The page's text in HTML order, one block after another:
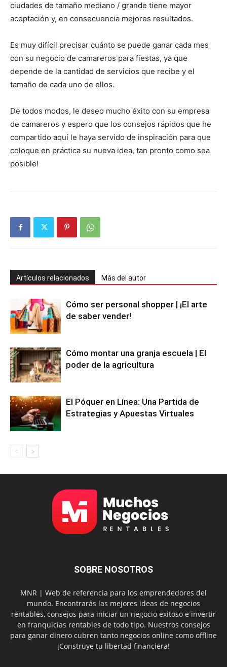
ciudades de tamaño mediano / grande tiene mayor
aceptación y, en consecuencia mejores resultados.
Es muy difícil precisar cuánto se puede ganar cada mes
con su negocio de camareros para fiestas, ya que
depende de la cantidad de servicios que recibe y el
tamaño de cada uno de ellos.
De todos modos, le deseo mucho éxito con su empresa
de camareros y espero que los consejos rápidos que he
compartido aquí le haya servido de inspiración para que
coloque en práctica su nueva idea, tan pronto como sea
posible!
Artículos relacionados Más del autor
Cómo ser personal shopper | ¡El arte
de saber vender!
Cómo montar una granja escuela | El
poder de la agricultura
El Póquer en Línea: Una Partida de
Estrategias y Apuestas Virtuales
SOBRE NOSOTROS
MNR | Web de referencia para los emprendedores del
mundo. Encontrarás las mejores ideas de negocios
rentables, consejos para iniciar un negocio exitoso e invertir
en franquicias rentables de todo tipo. Nuestros consejos
para ganar dinero cubren tanto negocios online como offline
¡Construye tu libertad financiera!